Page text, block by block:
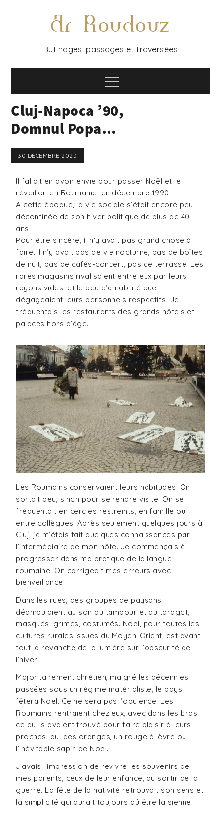
Ar Roudouz
Butinages, passages et traversées
Cluj-Napoca ’90,
Domnul Popa…
30 DÉCEMBRE 2020
Il fallait en avoir envie pour passer Noël et le
réveillon en Roumanie, en décembre 1990.
A cette époque, la vie sociale s’était encore peu
déconfinée de son hiver politique de plus de 40
ans.
Pour être sincère, il n’y avait pas grand chose à
faire. Il n’y avait pas de vie nocturne, pas de boîtes
de nuit, pas de cafés-concert, pas de terrasse. Les
rares magasins rivalisaient entre eux par leurs
rayons vides, et le peu d’amabilité que
dégageaient leurs personnels respectifs. Je
fréquentais les restaurants des grands hôtels et
palaces hors d’âge.
Les Roumains conservaient leurs habitudes. On
sortait peu, sinon pour se rendre visite. On se
fréquentait en cercles restreints, en famille ou
entre collègues. Après seulement quelques jours à
Cluj, je m’étais fait quelques connaissances par
l’intermédiaire de mon hôte. Je commençais à
progresser dans ma pratique de la langue
roumaine. On corrigeait mes erreurs avec
bienveillance.
Dans les rues, des groupes de paysans
déambulaient au son du tambour et du taragot,
masqués, grimés, costumés. Noël, pour toutes les
cultures rurales issues du Moyen-Orient, est avant
tout la revanche de la lumière sur l’obscurité de
l’hiver.
Majoritairement chrétien, malgré les décennies
passées sous un régime matérialiste, le pays
fêtera Noël. Ce ne sera pas l’opulence. Les
Roumains rentraient chez eux, avec dans les bras
ce qu’ils avaient trouvé pour faire plaisir à leurs
proches, qui des oranges, un rouge à lèvre ou
l’inévitable sapin de Noël.
J’avais l’impression de revivre les souvenirs de
mes parents, ceux de leur enfance, au sortir de la
guerre. La fête de la nativité retrouvait son sens et
la simplicité qui aurait toujours dû être la sienne.